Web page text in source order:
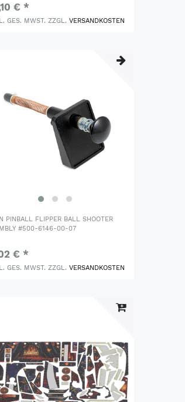
€ *
GES. MWST. ZZGL.VERSANDKOSTEN
PINBALL FLIPPER BALL SHOOTER
#500-6146-00-07
€ *
GES. MWST. ZZGL.VERSANDKOSTEN